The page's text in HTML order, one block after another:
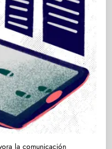
la comunicación